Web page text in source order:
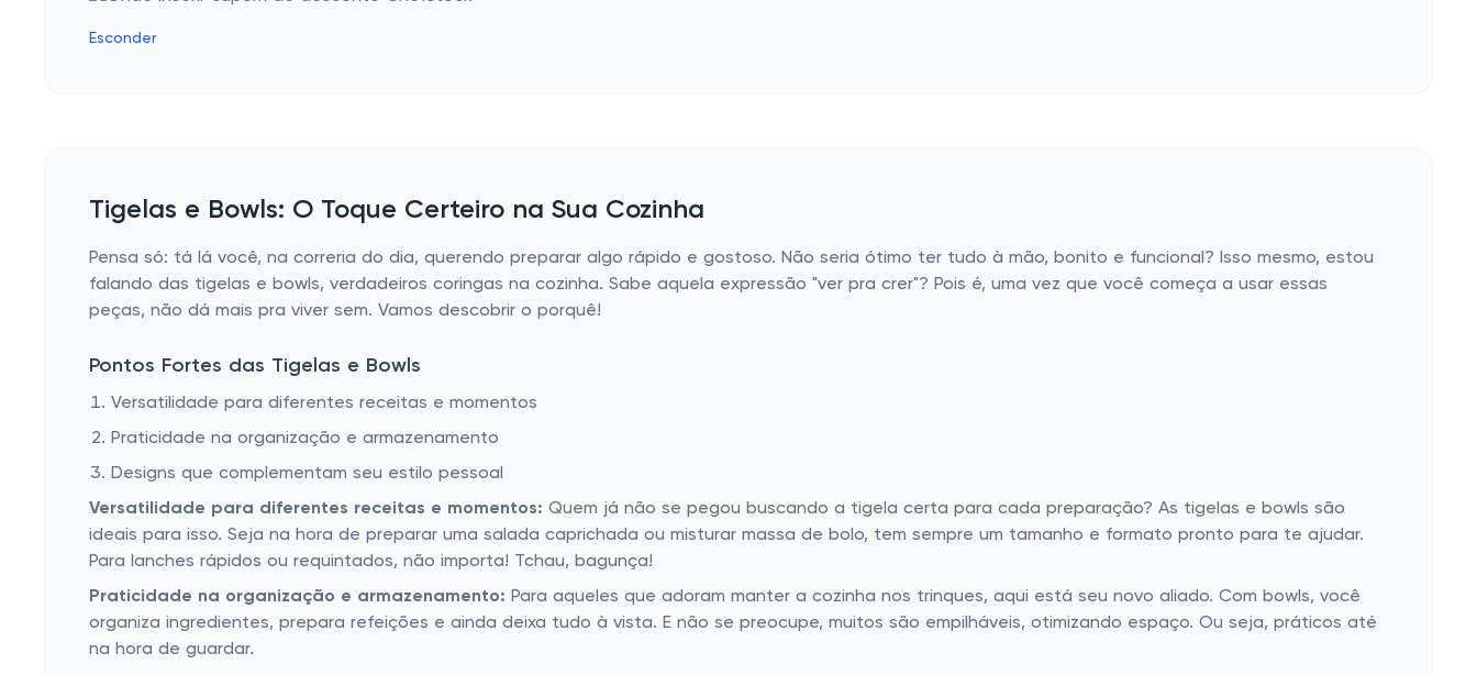
Esconder
Tigelas e Bowls: O Toque Certeiro na Sua Cozinha
Pensa só: tá lá você, na correria do dia, querendo preparar algo rápido e gostoso. Não seria ótimo ter tudo à mão, bonito e funcional? Isso mesmo, estou
falando das tigelas e bowls, verdadeiros coringas na cozinha. Sabe aquela expressão "ver pra crer"? Pois é, uma vez que você começa a usar essas
peças, não dá mais pra viver sem. Vamos descobrir o porquê!
Pontos Fortes das Tigelas e Bowls
Versatilidade para diferentes receitas e momentos
Praticidade na organização e armazenamento
Designs que complementam seu estilo pessoal
Versatilidade para diferentes receitas e momentos: Quem já não se pegou buscando a tigela certa para cada preparação? As tigelas e bowls são
ideais para isso. Seja na hora de preparar uma salada caprichada ou misturar massa de bolo, tem sempre um tamanho e formato pronto para te ajudar.
Para lanches rápidos ou requintados, não importa! Tchau, bagunça!
Praticidade na organização e armazenamento: Para aqueles que adoram manter a cozinha nos trinques, aqui está seu novo aliado. Com bowls, você
organiza ingredientes, prepara refeições e ainda deixa tudo à vista. E não se preocupe, muitos são empilháveis, otimizando espaço. Ou seja, práticos até
na hora de guardar.